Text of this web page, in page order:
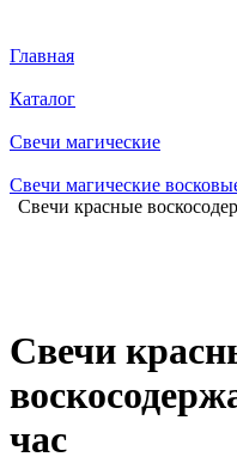
Главная
Каталог
Свечи магические
Свечи магические
Свечи красные
Свечи
час